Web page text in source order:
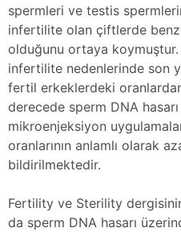
spermleri ve testis
infertilite olan çiftlerde
olduğunu ortaya
infertilite nedenlerinde son
fertil erkeklerdeki
derecede sperm DNA
mikroenjeksiyon
oranlarının anlamlı olarak
bildirilmektedir.
Fertility ve Sterility dergisinin
da sperm DNA hasarı